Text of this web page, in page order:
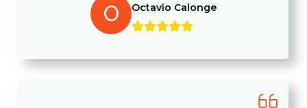
O Octavio Calonge